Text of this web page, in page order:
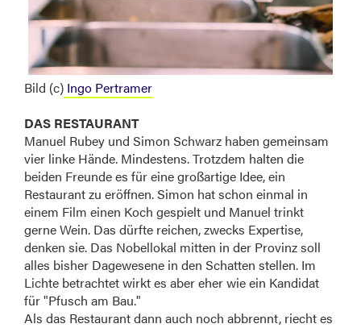
Bild (c) Ingo Pertramer
DAS RESTAURANT
Manuel Rubey und Simon Schwarz haben gemeinsam
vier linke Hände. Mindestens. Trotzdem halten die
beiden Freunde es für eine großartige Idee, ein
Restaurant zu eröffnen. Simon hat schon einmal in
einem Film einen Koch gespielt und Manuel trinkt
gerne Wein. Das dürfte reichen, zwecks Expertise,
denken sie. Das Nobellokal mitten in der Provinz soll
alles bisher Dagewesene in den Schatten stellen. Im
Lichte betrachtet wirkt es aber eher wie ein Kandidat
für "Pfusch am Bau."
Als das Restaurant dann auch noch abbrennt, riecht es